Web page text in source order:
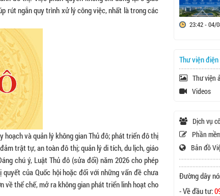
rút ngắn quy trình xử lý công việc, nhất là trong các
và quản lý không gian Thủ đô; phát triển đô thị
trật tự, an toàn đô thị; quản lý di tích, du lịch, giáo
chú ý, Luật Thủ đô (sửa đổi) năm 2026 cho phép
của Quốc hội hoặc đối với những vấn đề chưa
thể chế, mở ra không gian phát triển linh hoạt cho
23:42 - 04/
Thư viện
Thư viện
Videos
Dịch vụ
Phần
Bản đồ
Đường dây
- Về đầu tư: